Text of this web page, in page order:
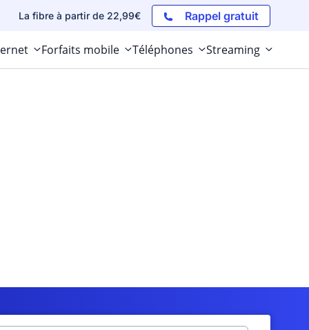
La fibre à partir de 22,99€ Rappel gratuit
Forfaits mobile Téléphones Streaming